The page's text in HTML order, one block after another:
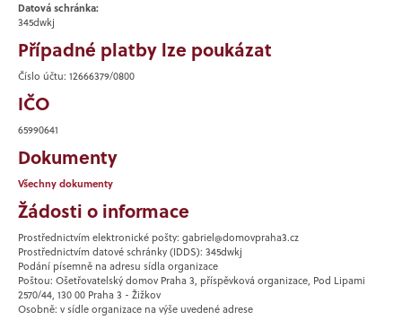
Datová schránka:
345dwkj
Případné platby lze poukázat
Číslo účtu: 12666379/0800
IČO
65990641
Dokumenty
Všechny dokumenty
Žádosti o informace
Prostřednictvím elektronické pošty: gabriel@domovpraha3.cz
Prostřednictvím datové schránky (IDDS): 345dwkj
Podání písemně na adresu sídla organizace
Poštou: Ošetřovatelský domov Praha 3, příspěvková organizace, Pod Lipami
2570/44, 130 00 Praha 3 - Žižkov
Osobně: v sídle organizace na výše uvedené adrese